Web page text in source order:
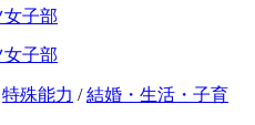
子部
子部
特殊能力 /結婚・生活・子育